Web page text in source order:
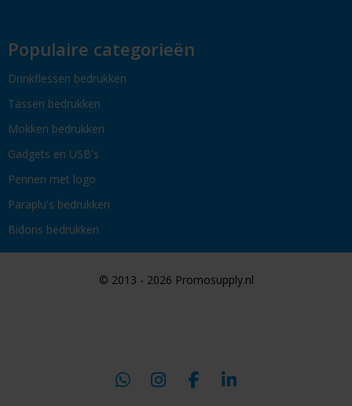
Populaire categorieën
Drinkflessen bedrukken
Tassen bedrukken
Mokken bedrukken
Gadgets en USB's
Pennen met logo
Paraplu's bedrukken
Bidons bedrukken
© 2013 - 2026 Promosupply.nl